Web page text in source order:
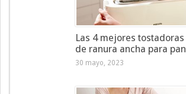
Las 4 mejores tostadoras
de ranura ancha para pan
30 mayo, 2023